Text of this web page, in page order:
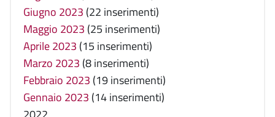
Giugno 2023 (22 inserimenti)
Maggio 2023 (25 inserimenti)
Aprile 2023 (15 inserimenti)
Marzo 2023 (8 inserimenti)
Febbraio 2023 (19 inserimenti)
Gennaio 2023 (14 inserimenti)